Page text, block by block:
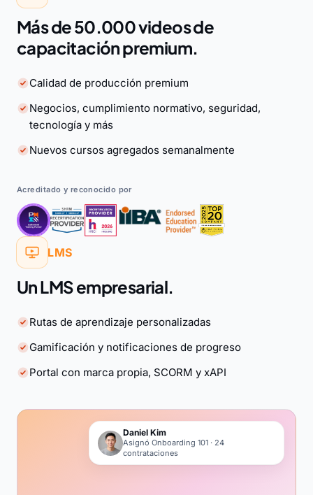
Más de 50.000 videos de
capacitación premium.
Calidad de producción premium
Negocios, cumplimiento normativo, seguridad,
tecnología y más
Nuevos cursos agregados semanalmente
Acreditado y reconocido por
LMS
Un LMS empresarial.
Rutas de aprendizaje personalizadas
Gamificación y notificaciones de progreso
Portal con marca propia, SCORM y xAPI
Daniel Kim
Asignó Onboarding 101 · 24
contrataciones